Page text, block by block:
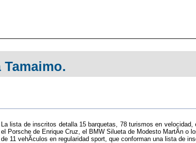
La lista de inscritos detalla 15 barquetas, 78 turismos en
el Porsche de Enrique Cruz, el BMW Silueta de Modesto MartÃ­n o
de 11 vehÃ­culos en regularidad sport, que conforman una lista de